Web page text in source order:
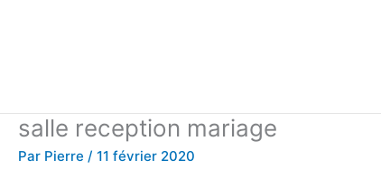
salle reception mariage
Par Pierre / 11 février 2020